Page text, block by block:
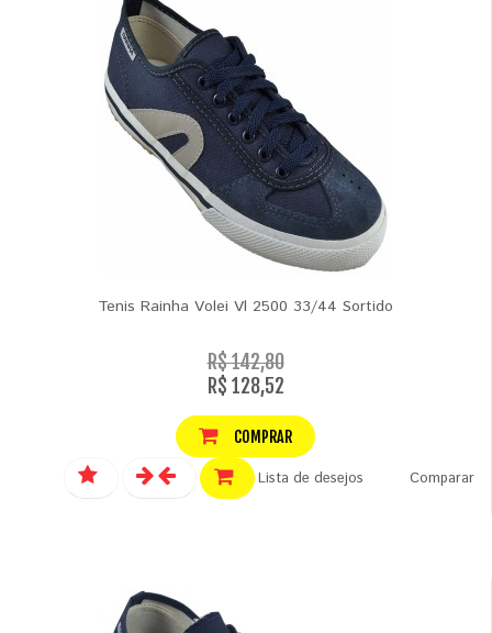
Tenis Rainha Volei Vl 2500 33/44 Sortido
R$ 142,80
R$ 128,52
COMPRAR
Lista de desejos Comparar